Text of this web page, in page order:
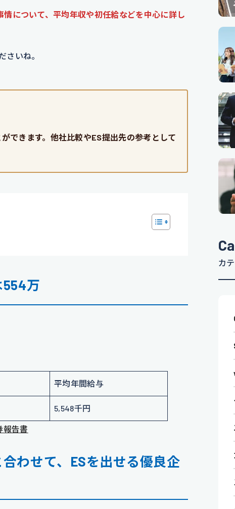
について、平均年収や初任給などを中心に詳し
さいね。
できます。他社比較やES提出先の参考として
554万
平均年間給与
5,548千円
報告書
わせて、ESを出せる優良企
カ